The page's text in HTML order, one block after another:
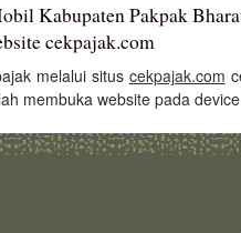
Kabupaten Pakpak
cekpajak.com
melalui situs cekpajak.com
membuka website pada